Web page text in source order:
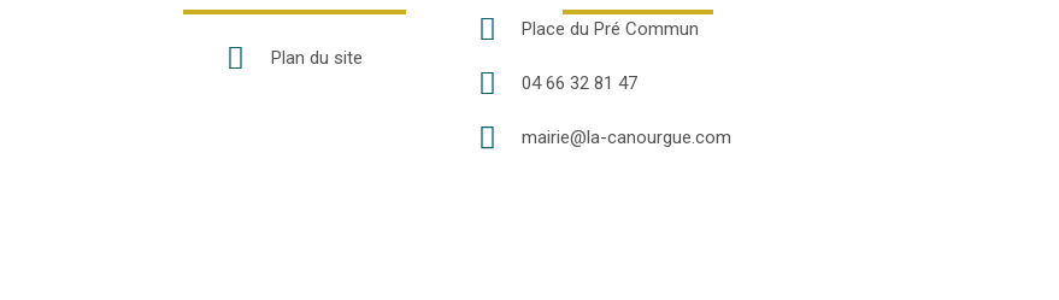
Plan du site
Place du Pré Commun
04 66 32 81 47
mairie@la-canourgue.com